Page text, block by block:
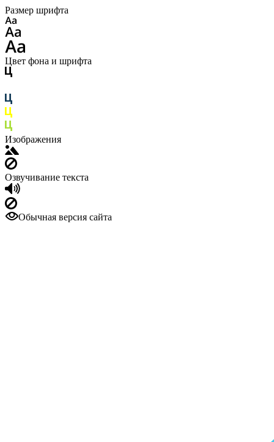
Размер шрифта
Цвет фона и шрифта
Изображения
Озвучивание текста
Обычная версия сайта